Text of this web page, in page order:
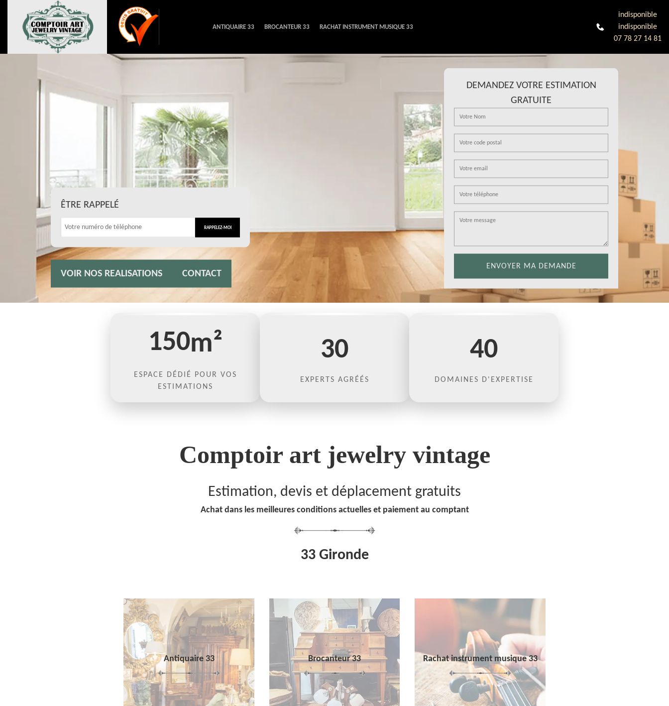
ANTIQUAIRE 33 BROCANTEUR 33 RACHAT INSTRUMENT MUSIQUE 33
indisponible
indisponible
07 78 27 14 81
ÊTRE RAPPELÉ
VOIR NOS REALISATIONS CONTACT
DEMANDEZ VOTRE ESTIMATION
GRATUITE
150m²
ESPACE DÉDIÉ POUR VOS
ESTIMATIONS
30
EXPERTS AGRÉÉS
40
DOMAINES D'EXPERTISE
Comptoir art jewelry vintage
Estimation, devis et déplacement gratuits
Achat dans les meilleures conditions actuelles et paiement au comptant
33 Gironde
Antiquaire 33 Brocanteur 33 Rachat instrument musique 33